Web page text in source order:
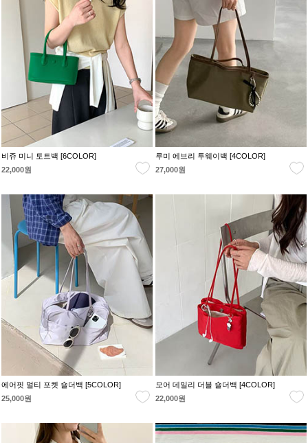
비쥬 미니 토트백 [6COLOR]
22,000원
루미 에브리 투웨이백 [4COLOR]
27,000원
에어핏 멀티 포켓 숄더백 [5COLOR]
25,000원
모어 데일리 더블 숄더백 [4COLOR]
22,000원